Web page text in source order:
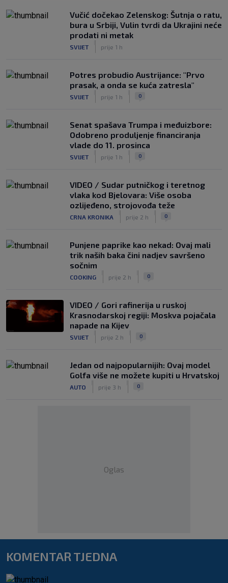
Vučić dočekao Zelenskog: Šutnja o ratu,
bura u Srbiji, Vulin tvrdi da Ukrajini neće
prodati ni metak
SVIJET prije 1 h
Potres probudio Austrijance: "Prvo
prasak, a onda se kuća zatresla"
SVIJET prije 1 h 0
Senat spašava Trumpa i međuizbore:
Odobreno produljenje financiranja
vlade do 11. prosinca
SVIJET prije 1 h 0
VIDEO / Sudar putničkog i teretnog
vlaka kod Bjelovara: Više osoba
ozlijeđeno, strojovođa teže
CRNA KRONIKA prije 2 h 0
Punjene paprike kao nekad: Ovaj mali
trik naših baka čini nadjev savršeno
sočnim
COOKING prije 2 h 0
VIDEO / Gori rafinerija u ruskoj
Krasnodarskoj regiji: Moskva pojačala
napade na Kijev
SVIJET prije 2 h 0
Jedan od najpopularnijih: Ovaj model
Golfa više ne možete kupiti u Hrvatskoj
AUTO prije 3 h 0
Oglas
KOMENTAR TJEDNA